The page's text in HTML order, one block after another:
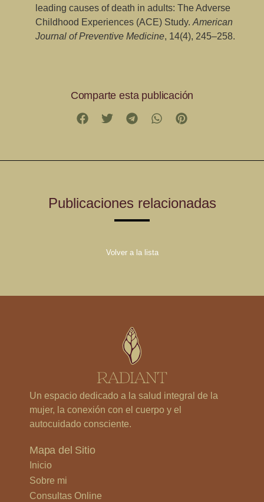
leading causes of death in adults: The Adverse
Childhood Experiences (ACE) Study.American
Journal of Preventive Medicine, 14(4), 245–258.
Comparte esta publicación
Publicaciones relacionadas
Volver a la lista
Un espacio dedicado a la salud integral de la
mujer, la conexión con el cuerpo y el
autocuidado consciente.
Mapa del Sitio
Inicio
Sobre mi
Consultas Online